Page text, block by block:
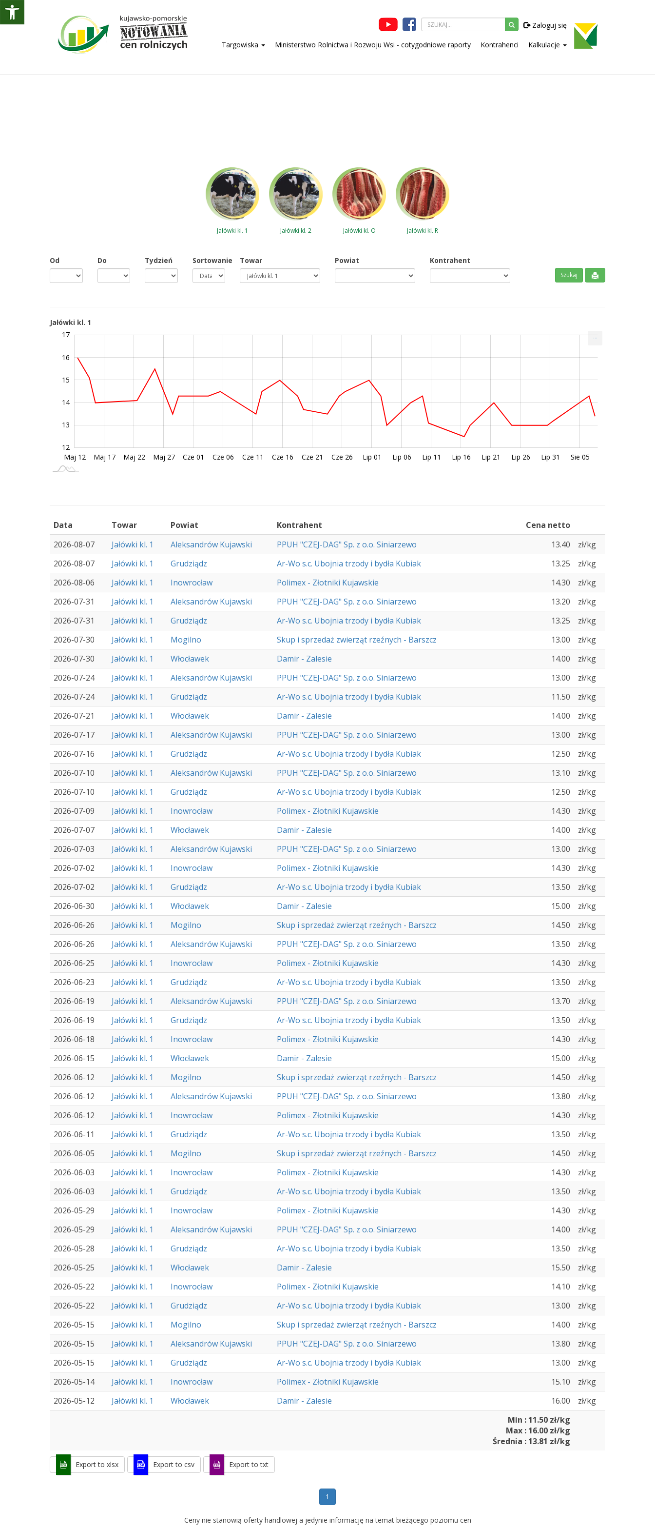
Zaloguj się
Targowiska Ministerstwo Rolnictwa i Rozwoju Wsi - cotygodniowe raporty Kontrahenci Kalkulacje
Jałówki kl. 1 Jałówki kl. 2 Jałówki kl. O Jałówki kl. R
Od Do Tydzień Sortowanie Towar Powiat Kontrahent
Jałówki kl. 1
12
13
14
15
16
17
L
Maj 12
Maj 16
Maj 20
Maj 24
Maj 28 Cze 01
Cze 05
Sie 10 Sie 05
Lip 31
Cze 21 Lip 26
Lip 21
Lip 16
Lip 11
Lip 06
Lip 01
Cze 26
Cze 16
Cze 11
Cze 06
Maj 27
Maj 22
Maj 17
...
Export to xlsx Export to csv Export to txt
Data Towar Powiat Kontrahent
Cena netto
2026-08-07
Jałówki kl. 1 Aleksandrów Kujawski PPUH "CZEJ-DAG" Sp. z o.o. Siniarzewo 13.40
zł/kg
2026-08-07
Jałówki kl. 1 Grudziądz Ar-Wo s.c. Ubojnia trzody i bydła Kubiak 13.25
zł/kg
2026-08-06
Jałówki kl. 1 Inowrocław Polimex - Złotniki Kujawskie 14.30
zł/kg
2026-07-31
Jałówki kl. 1 Aleksandrów Kujawski PPUH "CZEJ-DAG" Sp. z o.o. Siniarzewo 13.20
zł/kg
2026-07-31
Jałówki kl. 1 Grudziądz Ar-Wo s.c. Ubojnia trzody i bydła Kubiak 13.25
zł/kg
2026-07-30
Jałówki kl. 1 Mogilno Skup i sprzedaż zwierząt rzeźnych - Barszcz 13.00
zł/kg
2026-07-30
Jałówki kl. 1 Włocławek Damir - Zalesie 14.00
zł/kg
2026-07-24
Jałówki kl. 1 Aleksandrów Kujawski PPUH "CZEJ-DAG" Sp. z o.o. Siniarzewo 13.00
zł/kg
2026-07-24
Jałówki kl. 1 Grudziądz Ar-Wo s.c. Ubojnia trzody i bydła Kubiak 11.50
zł/kg
2026-07-21
Jałówki kl. 1 Włocławek Damir - Zalesie 14.00
zł/kg
2026-07-17
Jałówki kl. 1 Aleksandrów Kujawski PPUH "CZEJ-DAG" Sp. z o.o. Siniarzewo 13.00
zł/kg
2026-07-16
Jałówki kl. 1 Grudziądz Ar-Wo s.c. Ubojnia trzody i bydła Kubiak 12.50
zł/kg
2026-07-10
Jałówki kl. 1 Aleksandrów Kujawski PPUH "CZEJ-DAG" Sp. z o.o. Siniarzewo 13.10
zł/kg
2026-07-10
Jałówki kl. 1 Grudziądz Ar-Wo s.c. Ubojnia trzody i bydła Kubiak 12.50
zł/kg
2026-07-09
Jałówki kl. 1 Inowrocław Polimex - Złotniki Kujawskie 14.30
zł/kg
2026-07-07
Jałówki kl. 1 Włocławek Damir - Zalesie 14.00
zł/kg
2026-07-03
Jałówki kl. 1 Aleksandrów Kujawski PPUH "CZEJ-DAG" Sp. z o.o. Siniarzewo 13.00
zł/kg
2026-07-02
Jałówki kl. 1 Inowrocław Polimex - Złotniki Kujawskie 14.30
zł/kg
2026-07-02
Jałówki kl. 1 Grudziądz Ar-Wo s.c. Ubojnia trzody i bydła Kubiak 13.50
zł/kg
2026-06-30
Jałówki kl. 1 Włocławek Damir - Zalesie 15.00
zł/kg
2026-06-26
Jałówki kl. 1 Mogilno Skup i sprzedaż zwierząt rzeźnych - Barszcz 14.50
zł/kg
2026-06-26
Jałówki kl. 1 Aleksandrów Kujawski PPUH "CZEJ-DAG" Sp. z o.o. Siniarzewo 13.50
zł/kg
2026-06-25
Jałówki kl. 1 Inowrocław Polimex - Złotniki Kujawskie 14.30
zł/kg
2026-06-23
Jałówki kl. 1 Grudziądz Ar-Wo s.c. Ubojnia trzody i bydła Kubiak 13.50
zł/kg
2026-06-19
Jałówki kl. 1 Aleksandrów Kujawski PPUH "CZEJ-DAG" Sp. z o.o. Siniarzewo 13.70
zł/kg
2026-06-19
Jałówki kl. 1 Grudziądz Ar-Wo s.c. Ubojnia trzody i bydła Kubiak 13.50
zł/kg
2026-06-18
Jałówki kl. 1 Inowrocław Polimex - Złotniki Kujawskie 14.30
zł/kg
2026-06-15
Jałówki kl. 1 Włocławek Damir - Zalesie 15.00
zł/kg
2026-06-12
Jałówki kl. 1 Mogilno Skup i sprzedaż zwierząt rzeźnych - Barszcz 14.50
zł/kg
2026-06-12
Jałówki kl. 1 Aleksandrów Kujawski PPUH "CZEJ-DAG" Sp. z o.o. Siniarzewo 13.80
zł/kg
2026-06-12
Jałówki kl. 1 Inowrocław Polimex - Złotniki Kujawskie 14.30
zł/kg
2026-06-11
Jałówki kl. 1 Grudziądz Ar-Wo s.c. Ubojnia trzody i bydła Kubiak 13.50
zł/kg
2026-06-05
Jałówki kl. 1 Mogilno Skup i sprzedaż zwierząt rzeźnych - Barszcz 14.50
zł/kg
2026-06-03
Jałówki kl. 1 Inowrocław Polimex - Złotniki Kujawskie 14.30
zł/kg
2026-06-03
Jałówki kl. 1 Grudziądz Ar-Wo s.c. Ubojnia trzody i bydła Kubiak 13.50
zł/kg
2026-05-29
Jałówki kl. 1 Inowrocław Polimex - Złotniki Kujawskie 14.30
zł/kg
2026-05-29
Jałówki kl. 1 Aleksandrów Kujawski PPUH "CZEJ-DAG" Sp. z o.o. Siniarzewo 14.00
zł/kg
2026-05-28
Jałówki kl. 1 Grudziądz Ar-Wo s.c. Ubojnia trzody i bydła Kubiak 13.50
zł/kg
2026-05-25
Jałówki kl. 1 Włocławek Damir - Zalesie 15.50
zł/kg
2026-05-22
Jałówki kl. 1 Inowrocław Polimex - Złotniki Kujawskie 14.10
zł/kg
2026-05-22
Jałówki kl. 1 Grudziądz Ar-Wo s.c. Ubojnia trzody i bydła Kubiak 13.00
zł/kg
2026-05-15
Jałówki kl. 1 Mogilno Skup i sprzedaż zwierząt rzeźnych - Barszcz 14.00
zł/kg
2026-05-15
Jałówki kl. 1 Aleksandrów Kujawski PPUH "CZEJ-DAG" Sp. z o.o. Siniarzewo 13.80
zł/kg
2026-05-15
Jałówki kl. 1 Grudziądz Ar-Wo s.c. Ubojnia trzody i bydła Kubiak 13.00
zł/kg
2026-05-14
Jałówki kl. 1 Inowrocław Polimex - Złotniki Kujawskie 15.10
zł/kg
2026-05-12
Jałówki kl. 1 Włocławek Damir - Zalesie 16.00
zł/kg
Min : 11.50 zł/kg
Max : 16.00 zł/kg
Średnia : 13.81 zł/kg
1
Ceny nie stanowią oferty handlowej a jedynie informację na temat bieżącego poziomu cen